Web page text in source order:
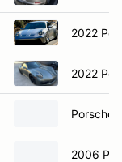
2022
2022
Porsche
2006